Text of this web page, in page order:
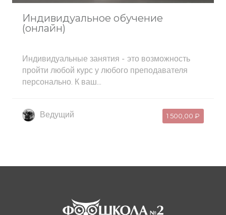
Индивидуальное обучение
(онлайн)
Индивидуальные занятия - это возможность
пройти любой курс у любого преподавателя
персонально. К ваш...
Ведущий 1 500,00 ₽